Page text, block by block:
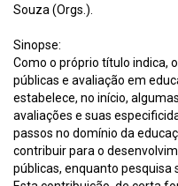
Souza (Orgs.).
Sinopse:
Como o próprio título indica,
públicas e avaliação em
estabelece, no início,
avaliações e suas
passos no domínio da
contribuir para o
públicas, enquanto pesquisa